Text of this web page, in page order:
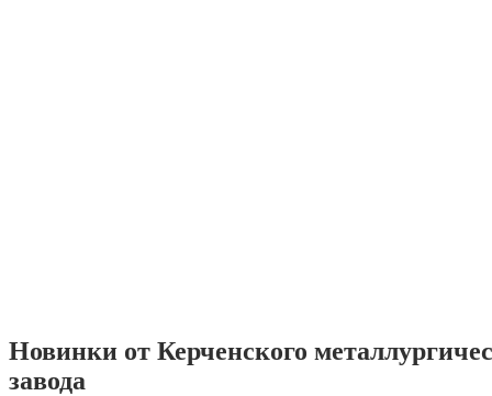
Новинки от Керченского
завода